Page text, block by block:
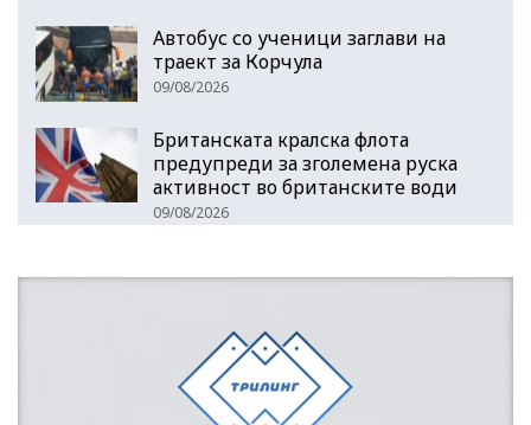
Автобус со ученици заглави на
траект за Корчула
09/08/2026
Британската кралска флота
предупреди за зголемена руска
активност во британските води
09/08/2026